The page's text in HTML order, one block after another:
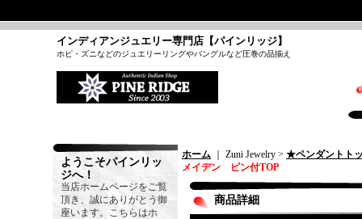
インディアンジュエリー専門店【パインリッジ】
ホピ・ズニなどのジュエリーリングやバングルなど圧巻の品揃え
ようこそパインリッ
ジへ！
当店ホームページをご覧
頂き、誠にありがとう御
座います。こちらはホ
ホーム ｜ Zuni Jewelry > ★ペンダントト
メイデン ピン付TOP
商品詳細